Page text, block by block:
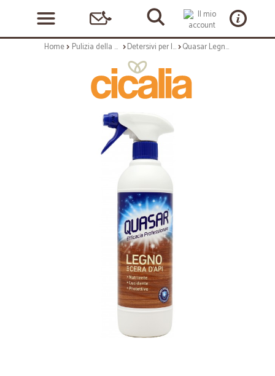
Home Pulizia della casa Detersivi per la casa Quasar Legno con Cera d'Api 680 ml